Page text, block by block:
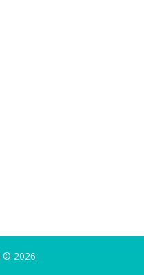
© 2026